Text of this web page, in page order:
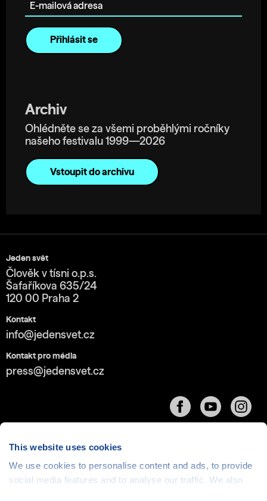
This website uses cookies
We use cookies to personalise content and ads, to provide
social media features and to analyse our traffic. We also
Archiv
Ohlédněte se za všemi proběhlými ročníky
našeho festivalu 1999—2026
Vstoupit do archivu
Jeden svět
Člověk v tísni o.p.s.
Šafaříkova 635/24
120 00 Praha 2
Kontakt
info@jedensvet.cz
Kontakt pro média
press@jedensvet.cz
Cookies| © 1999-2026 Člověk v tísni o.p.s., web běží